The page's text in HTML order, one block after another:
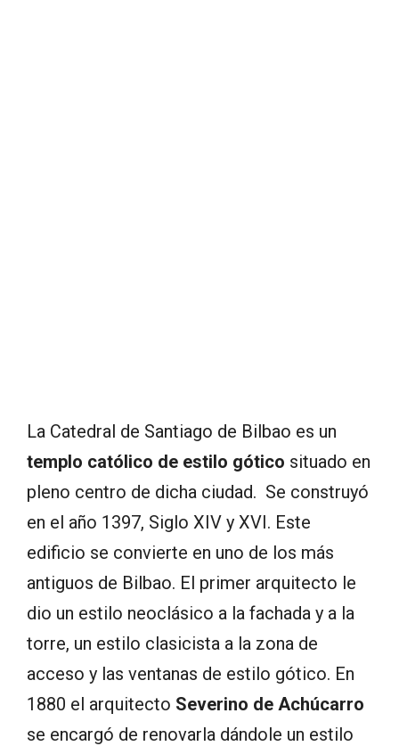
La Catedral de Santiago de Bilbao es un
templo católico de estilo gótico situado en
pleno centro de dicha ciudad. Se construyó
en el año 1397, Siglo XIV y XVI. Este
edificio se convierte en uno de los más
antiguos de Bilbao. El primer arquitecto le
dio un estilo neoclásico a la fachada y a la
torre, un estilo clasicista a la zona de
acceso y las ventanas de estilo gótico. En
1880 el arquitecto Severino de Achúcarro
se encargó de renovarla dándole un estilo